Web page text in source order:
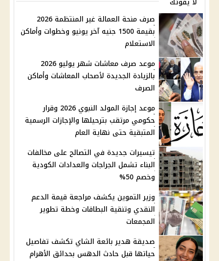
صرف منحة العمالة غير المنتظمة 2026
بقيمة 1500 جنيه آخر يونيو وخطوات وأماكن
الاستعلام
موعد صرف معاشات شهر يوليو 2026
بالزيادة الجديدة لأصحاب المعاشات وأماكن
الصرف
موعد إجازة المولد النبوي 2026 وقرار
حكومي مرتقب بترحيلها والإجازات الرسمية
المتبقية حتى نهاية العام
تيسيرات جديدة في التصالح على مخالفات
البناء تشمل الجراجات والعدادات الكودية
وخصم 50%
وزير التموين يكشف مراجعة قيمة الدعم
النقدي وتنقية البطاقات وخطة تطوير
المجمعات
صديقة هدير بائعة الشاي تكشف تفاصيل
حياتها قبل حادث الدهس بحدائق الأهرام